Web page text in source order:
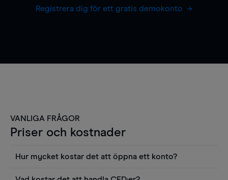
Registrera dig för ett gratis demokonto
VANLIGA FRÅGOR
Priser och kostnader
Hur mycket kostar det att öppna ett konto?